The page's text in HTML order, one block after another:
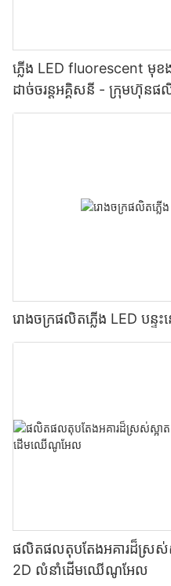
ភ្លើង LED fluorescent មុខងា
ដាច់ចរន្តអគ្គិសនី - ក្រុមហ៊ុន
រោងចក្រផលិតភ្លើង LED បន្ទ
ផលិតផលតុបតែងអគារដ៏ស្រស់ស្អ
2D លំនាំដើមឈើណូអែល